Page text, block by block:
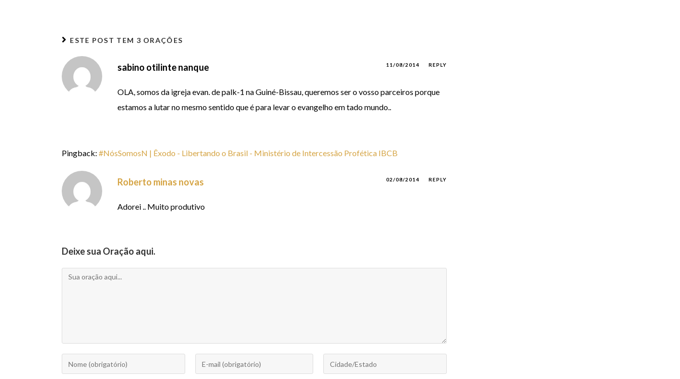
ESTE POST TEM 3 ORAÇÕES
sabino otilinte nanque 11/08/2014 REPLY
OLA, somos da igreja evan. de palk-1 na Guiné-Bissau, queremos ser o vosso parceiros porque
estamos a lutar no mesmo sentido que é para levar o evangelho em tado mundo..
Pingback: #NósSomosN | Êxodo - Libertando o Brasil - Ministério de Intercessão Profética IBCB
Roberto minas novas 02/08/2014 REPLY
Adorei .. Muito produtivo
Deixe sua Oração aqui.